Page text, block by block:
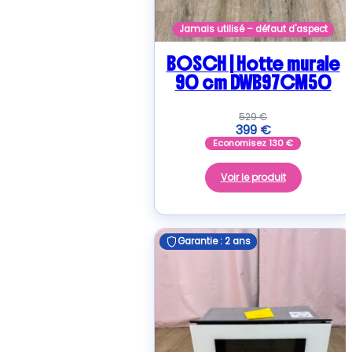
Jamais utilisé – défaut d'aspect
BOSCH | Hotte murale
90 cm DWB97CM50
529€
399 €
Economisez130€
Voir le produit
Garantie : 2 ans
Garantie : 2 ans